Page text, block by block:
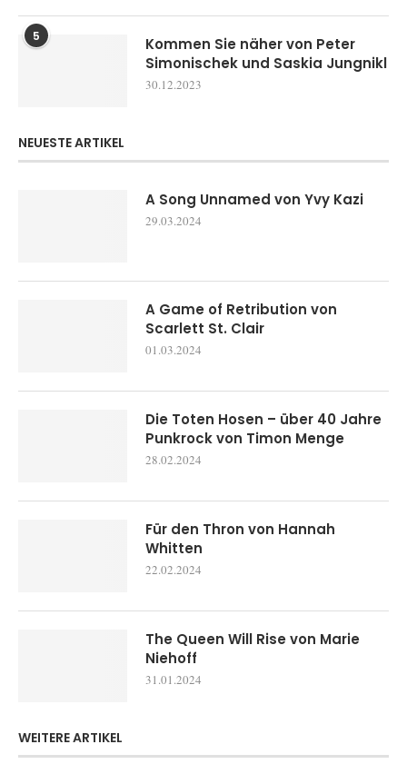
5
Kommen Sie näher von Peter
Simonischek und Saskia Jungnikl
30.12.2023
NEUESTE ARTIKEL
A Song Unnamed von Yvy Kazi
29.03.2024
A Game of Retribution von
Scarlett St. Clair
01.03.2024
Die Toten Hosen – über 40 Jahre
Punkrock von Timon Menge
28.02.2024
Für den Thron von Hannah
Whitten
22.02.2024
The Queen Will Rise von Marie
Niehoff
31.01.2024
WEITERE ARTIKEL